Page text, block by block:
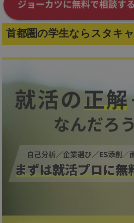
首都圏の学生ならスタキ